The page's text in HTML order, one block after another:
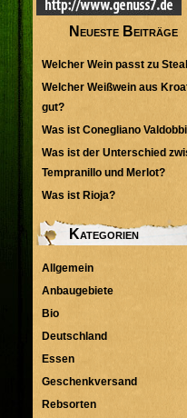
Neueste Beiträge
Welcher Wein passt zu
Welcher Weißwein aus
gut?
Was ist Conegliano
Was ist der Unterschied
Tempranillo und Merlot?
Was ist Rioja?
Kategorien
Allgemein
Anbaugebiete
Bio
Deutschland
Essen
Geschenkversand
Rebsorten